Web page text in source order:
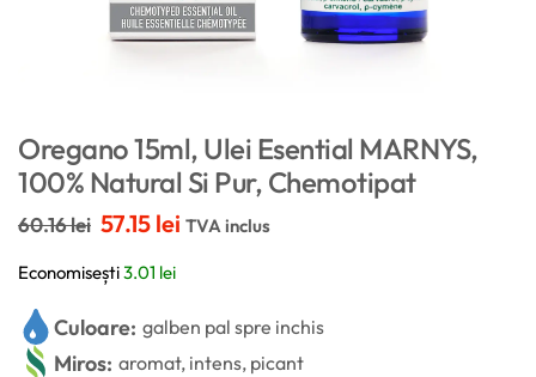
Oregano 15ml, Ulei Esential MARNYS,
100% Natural Si Pur, Chemotipat
60.16lei 57.15 lei TVA inclus
Economisești3.01 lei
Culoare: galben pal spre inchis
Miros: aromat, intens, picant